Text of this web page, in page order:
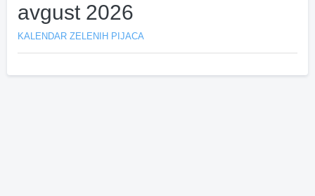
avgust 2026
KALENDAR ZELENIH PIJACA